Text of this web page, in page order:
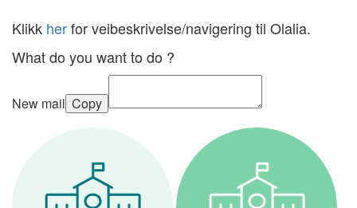
Klikk herfor veibeskrivelse/navigering til Olalia.
What do you want to do ?
New mail Copy